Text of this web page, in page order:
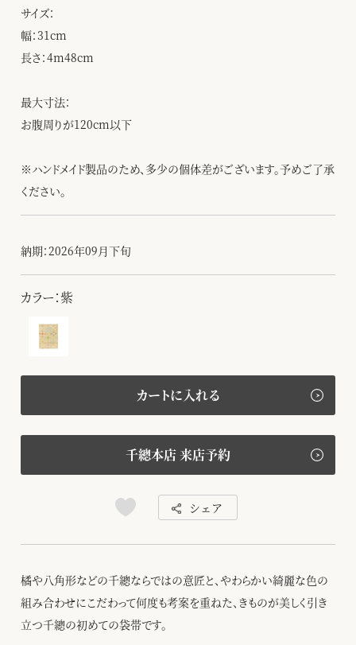
サイズ：
幅：31cm
長さ：4m48cm
最大寸法：
お腹周りが120cm以下
※ハンドメイド製品のため、多少の個体差がございます。予めご了承
ください。
納期：2026年09月下旬
カラー：紫
カートに入れる
千總本店 来店予約
シェア
橘や八角形などの千總ならではの意匠と、やわらかい綺麗な色の
組み合わせにこだわって何度も考案を重ねた、きものが美しく引き
立つ千總の初めての袋帯です。